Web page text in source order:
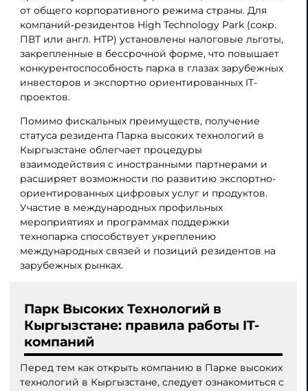
от общего корпоративного режима страны. Для
компаний‑резидентов High Technology Park (сокр.
ПВТ или англ. HTP) установлены налоговые льготы,
закрепленные в бессрочной форме, что повышает
конкурентоспособность парка в глазах зарубежных
инвесторов и экспортно ориентированных IT-
проектов.
Помимо фискальных преимуществ, получение
статуса резидента Парка высоких технологий в
Кыргызстане облегчает процедуры
взаимодействия с иностранными партнерами и
расширяет возможности по развитию экспортно-
ориентированных цифровых услуг и продуктов.
Участие в международных профильных
мероприятиях и программах поддержки
технопарка способствует укреплению
международных связей и позиций резидентов на
зарубежных рынках.
Парк Высоких Технологий в
Кыргызстане: правила работы IT-
компаний
Перед тем как открыть компанию в Парке высоких
технологий в Кыргызстане, следует ознакомиться с